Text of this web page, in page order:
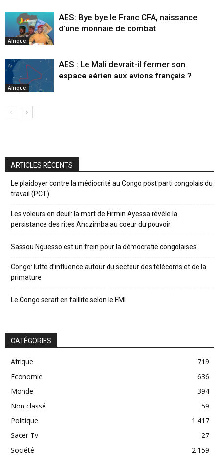
Afrique
AES: Bye bye le Franc CFA, naissance
d’une monnaie de combat
Afrique
AES : Le Mali devrait-il fermer son
espace aérien aux avions français ?
ARTICLES RÉCENTS
Le plaidoyer contre la médiocrité au Congo post parti congolais du
travail (PCT)
Les voleurs en deuil: la mort de Firmin Ayessa révèle la
persistance des rites Andzimba au coeur du pouvoir
Sassou Nguesso est un frein pour la démocratie congolaises
Congo: lutte d’influence autour du secteur des télécoms et de la
primature
Le Congo serait en faillite selon le FMI
CATÉGORIES
Afrique
719
Economie
636
Monde
394
Non classé
59
Politique
1 417
Sacer Tv
27
Société
2 159